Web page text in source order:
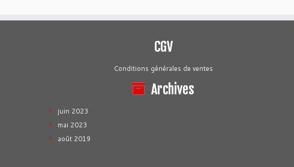
CGV
Conditions générales de ventes
Archives
juin 2023
mai 2023
août 2019